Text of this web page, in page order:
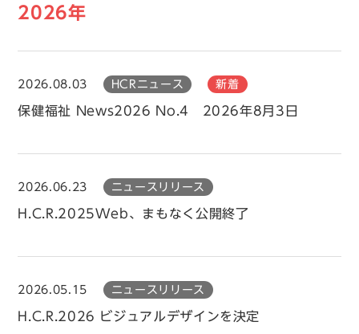
2026年
2026.08.03 HCRニュース 新着
保健福祉 News2026 No.4 2026年8月3日
2026.06.23 ニュースリリース
H.C.R.2025Web、まもなく公開終了
2026.05.15 ニュースリリース
H.C.R.2026 ビジュアルデザインを決定